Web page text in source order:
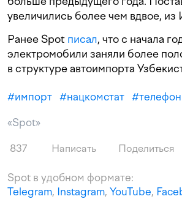
увеличились более чем вдвое,
Ранее Spot писал, что с начала
электромобили заняли более
в структуре автоимпорта
#импорт #нацкомстат #
«Spot»
837 Написать Поделиться
Spot в удобном формате:
Telegram, Instagram, YouTube,